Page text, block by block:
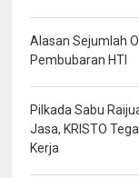
Alasan Sejumlah
Pembubaran HTI
Pilkada Sabu
Jasa, KRISTO
Kerja